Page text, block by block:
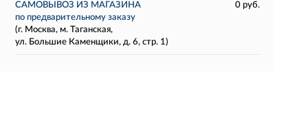
САМОВЫВОЗ ИЗ МАГАЗИНА
0 руб.
по предварительному заказу
(г. Москва, м. Таганская,
ул. Большие Каменщики, д. 6, стр. 1)